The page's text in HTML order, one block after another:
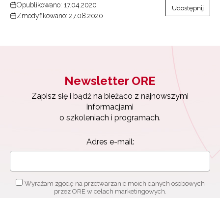
Opublikowano: 17.04.2020
Zmodyfikowano: 27.08.2020
Udostępnij
Newsletter ORE
Zapisz się i bądź na bieżąco z najnowszymi
informacjami
o szkoleniach i programach.
Adres e-mail:
Wyrażam zgodę na przetwarzanie moich danych osobowych
przez ORE w celach marketingowych.